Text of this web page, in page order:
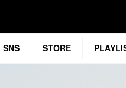
SNS STORE